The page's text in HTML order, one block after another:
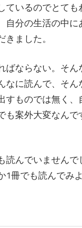
いるのでとて
分の生活の中
ました。
ならない。そ
に読んで、そ
ものでは無く
案外大変なん
んでいません
冊でも読んでみ